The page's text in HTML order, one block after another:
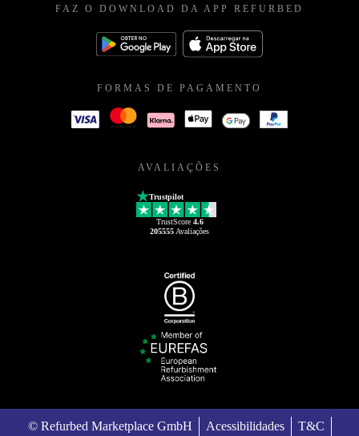
FAZ O DOWNLOAD DA APP REFURBED
FORMAS DE PAGAMENTO
AVALIAÇÕES
Trustpilot
TrustScore 4.6
205555 Avaliações
© Refurbed Marketplace GmbH Acessibilidades T&C